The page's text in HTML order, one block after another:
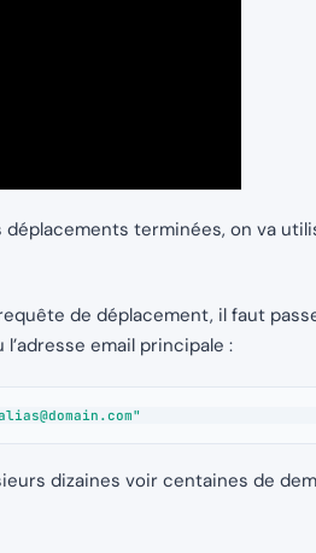
déplacements terminées, on va
de déplacement, il faut
l’adresse email principale :
"
dizaines voir centaines de